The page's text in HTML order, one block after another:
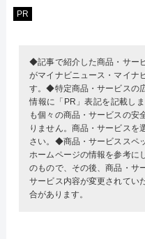
PR
◆記事で紹介した商品・サー
がマイナビニュース・マイナ
す。◆特定商品・サービスの
情報に「PR」表記を記載し
も個々の商品・サービスの安
りません。商品・サービスを
さい。◆商品・サービススペ
ホームページの情報を参考に
のもので、その後、商品・サ
サービス内容が変更されてい
合があります。